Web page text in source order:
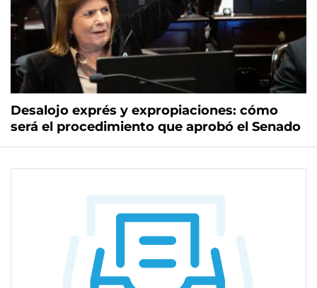
Desalojo exprés y expropiaciones: cómo
será el procedimiento que aprobó el Senado